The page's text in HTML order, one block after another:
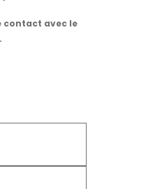
contact avec le